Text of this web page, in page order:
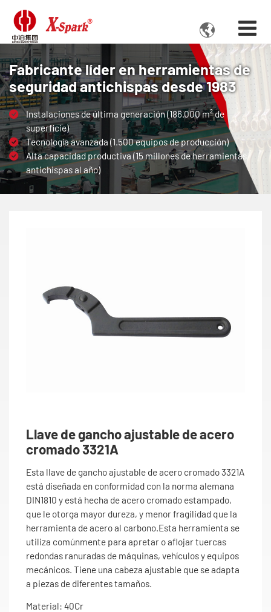

Fabricante líder en herramientas de
seguridad antichispas desde 1983
Instalaciones de última generación (186.000 m² de
superficie)
Tecnología avanzada (1.500 equipos de producción)
Alta capacidad productiva (15 millones de herramientas
antichispas al año)
Llave de gancho ajustable de acero
cromado 3321A
Esta llave de gancho ajustable de acero cromado 3321A
está diseñada en conformidad con la norma alemana
DIN1810 y está hecha de acero cromado estampado,
que le otorga mayor dureza, y menor fragilidad que la
herramienta de acero al carbono.Esta herramienta se
utiliza comúnmente para apretar o aflojar tuercas
redondas ranuradas de máquinas, vehículos y equipos
mecánicos. Tiene una cabeza ajustable que se adapta
a piezas de diferentes tamaños.
Material: 40Cr